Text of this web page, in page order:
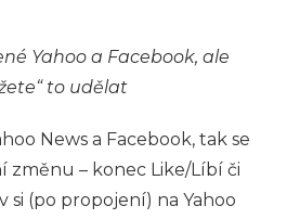
Yahoo a Facebook, ale
to udělat
News a Facebook, tak se
změnu – konec Like/Líbí či
si (po propojení) na Yahoo